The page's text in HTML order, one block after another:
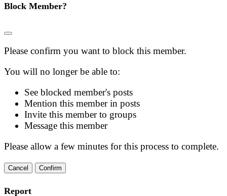
Block Member?
Please confirm you want to block this member.
You will no longer be able to:
See blocked member's posts
Mention this member in posts
Invite this member to groups
Message this member
Please allow a few minutes for this process to complete.
Confirm
Report